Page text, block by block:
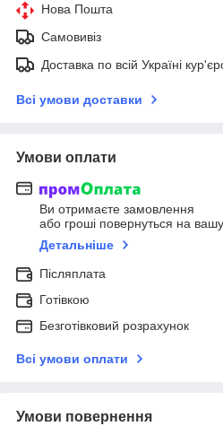
Нова Пошта
Самовивіз
Доставка по всій Україні
Всі умови доставки
Умови оплати
Ви отримаєте замовлення
або гроші повернуться на
Детальніше
Післяплата
Готівкою
Безготівковий розрахунок
Всі умови оплати
Умови повернення